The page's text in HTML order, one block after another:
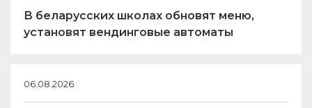
В беларусских школах обновят меню,
установят вендинговые автоматы
06.08.2026